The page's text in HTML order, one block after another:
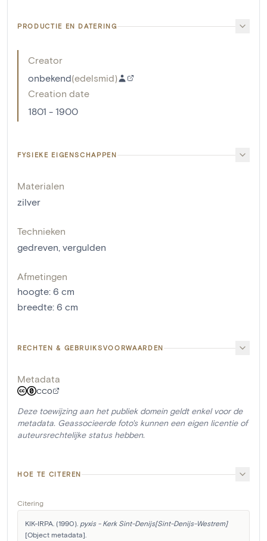
PRODUCTIE EN DATERING
Creator
onbekend(edelsmid)
Creation date
1801 - 1900
FYSIEKE EIGENSCHAPPEN
Materialen
zilver
Technieken
gedreven, vergulden
Afmetingen
hoogte: 6 cm
breedte: 6 cm
RECHTEN & GEBRUIKSVOORWAARDEN
Metadata
CC0
Deze toewijzing aan het publiek domein geldt enkel voor de
metadata. Geassocieerde foto's kunnen een eigen licentie of
auteursrechtelijke status hebben.
HOE TE CITEREN
Citering
KIK-IRPA. (1990). pyxis - Kerk Sint-Denijs[Sint-Denijs-Westrem]
[Object metadata].